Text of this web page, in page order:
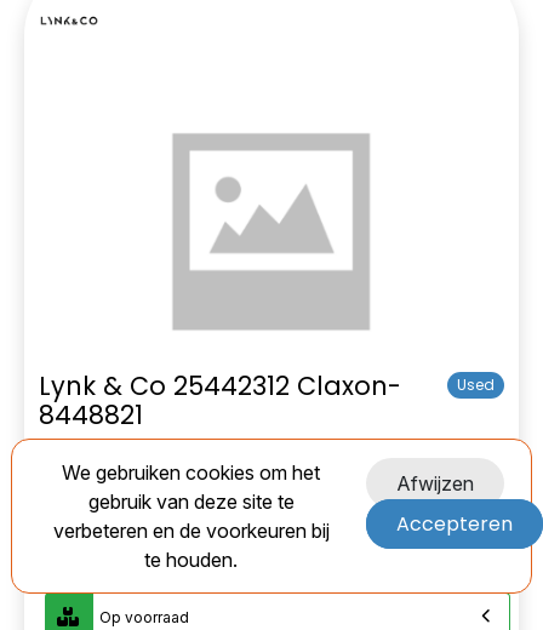
Lynk & Co 25442312 Claxon-
8448821
Used
Marge
€ 10,00
Op voorraad
We gebruiken cookies om het
gebruik van deze site te
verbeteren en de voorkeuren bij
te houden.
Afwijzen
Accepteren